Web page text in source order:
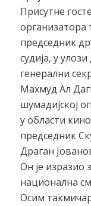
Присутне
организатора
председник
судија, у
генерални
Махмуд Ал
шумадијској
у области
председник
Драган
Он је
национална
Осим